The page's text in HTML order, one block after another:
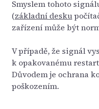
Smyslem tohoto
(základní desku
zařízení může být
V případě, že signál
k opakovanému
Důvodem je ochrana
poškozením.